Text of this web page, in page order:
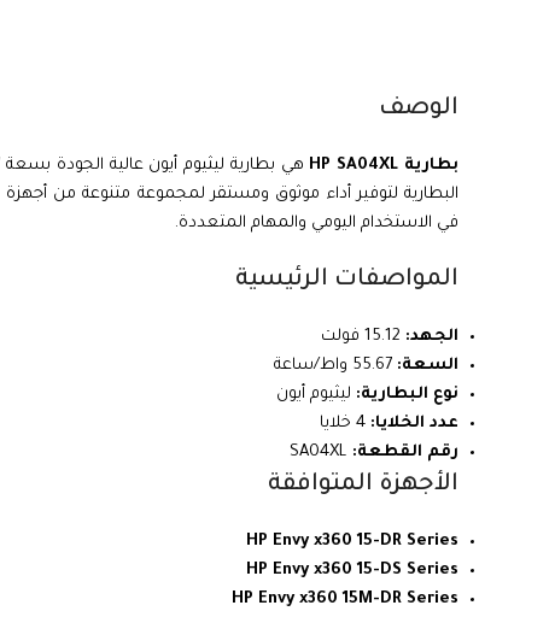
الوصف
بطارية HP SA04XL
البطارية لتوفير أداء موثوق ومستقر لمجموعة متنوعة من أجهزة
في الاستخدام اليومي والمهام المتعددة.
المواصفات الرئيسية
الجهد:
السعة:
نوع البطارية: ليثيوم أيون
عدد الخلايا:
رقم القطعة:
الأجهزة المتوافقة
HP Envy x360 15-DR Series
HP Envy x360 15-DS Series
HP Envy x360 15M-DR Series